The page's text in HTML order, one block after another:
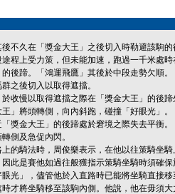
後不久在「獎金大王」之後切入時勒避該駒
途程上受力策，但未能加速，跑過一千米處
後蹄。「鴻運飛鷹」其後於中段走勢欠順。
之後切入以取得遮擋。
收慢以取得遮擋之際在「獎金大王」的後
」將頭轉側，向內斜跑，碰撞「好眼光」。
獎金大王」的後蹄處於窘境之際失去平衡。
側及急促內閃。
的騎法時，周俊樂表示，在他以往策騎坐
此是賽他如過往般獲指示策騎坐騎時須確
光」，儘管他於入直路時已能將坐騎直接
才將坐騎移至該駒內側。他說，他在毋須